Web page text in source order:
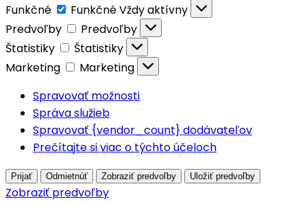
Funkčné
FunkčnéVždy aktívny
Predvoľby
Predvoľby
Štatistiky
Štatistiky
Marketing
Marketing
Spravovať možnosti
Správa služieb
Spravovať {vendor_count} dodávateľov
Prečítajte si viac o týchto účeloch
Prijať Odmietnúť Zobraziť predvoľby Uložiť predvoľby
Zobraziť predvoľby